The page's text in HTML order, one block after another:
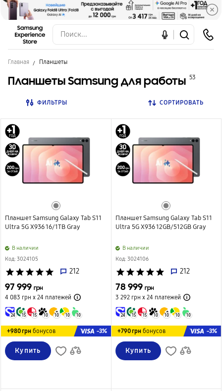
Главная Планшеты
Планшеты Samsung для работы 53
ФИЛЬТРЫ СОРТИРОВАТЬ
Планшет Samsung Galaxy Tab S11
Ultra 5G X936 16/1TB Gray
B наличии
Код: 3024105
star star star star star 212
97 999 грн
4 083 грн х 24 платежей
24 15 15 10 10 10 10
+980 грн бонусов -3%
Купить
Планшет Samsung Galaxy Tab S11
Ultra 5G X936 12GB/512GB Gray
B наличии
Код: 3024106
star star star star star 212
78 999 грн
3 292 грн х 24платежей
24 15 15 10 10 10 10
+790 грн бонусов -3%
Купить